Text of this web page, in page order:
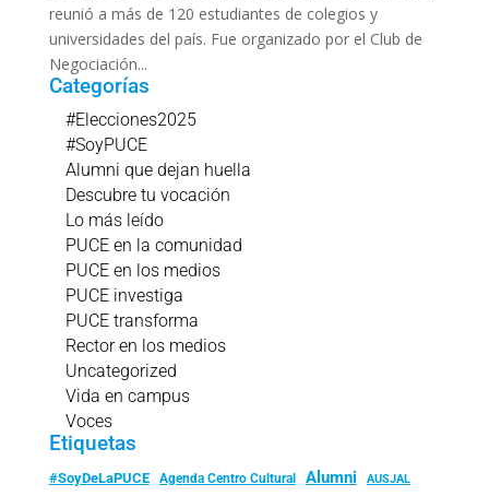
reunió a más de 120 estudiantes de colegios y
universidades del país. Fue organizado por el Club de
Negociación...
Categorías
#Elecciones2025
#SoyPUCE
Alumni que dejan huella
Descubre tu vocación
Lo más leído
PUCE en la comunidad
PUCE en los medios
PUCE investiga
PUCE transforma
Rector en los medios
Uncategorized
Vida en campus
Voces
Etiquetas
#SoyDeLaPUCE Agenda Centro Cultural Alumni
AUSJAL